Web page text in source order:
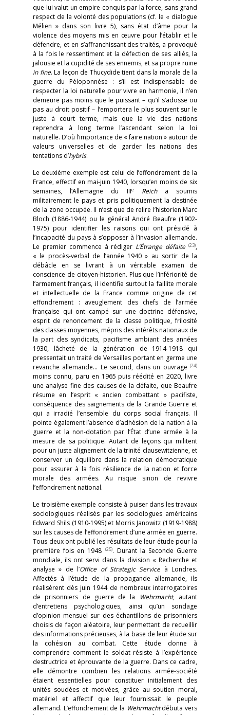
que lui valut un empire conquis par la force, sans grand
respect de la volonté des populations (cf. le « dialogue
Mélien » dans son livre 5), sans état d’âme pour la
violence des moyens mis en œuvre pour l’établir et le
défendre, et en s’affranchissant des traités, a provoqué
à la fois le ressentiment et la défection de ses alliés, la
jalousie et la cupidité de ses ennemis, et sa propre ruine
in fine. La leçon de Thucydide tient dans la morale de la
guerre du Péloponnèse : s’il est indispensable de
respecter la loi naturelle pour vivre en harmonie, il n’en
demeure pas moins que le puissant – qu’il s’adosse ou
pas au droit positif – l’emportera le plus souvent sur le
juste à court terme, mais que la vie des nations
reprendra à long terme l’ascendant selon la loi
naturelle. D’où l’importance de « faire nation » autour de
valeurs universelles et de garder les nations des
tentations d’hybris.
Le deuxième exemple est celui de l’effondrement de la
France, effectif en mai-juin 1940, lorsqu’en moins de six
semaines, l’Allemagne du IIIe Reicha soumis
militairement le pays et pris politiquement la destinée
de la zone occupée. Il n’est que de relire l’historien Marc
Bloch (1886-1944) ou le général André Beaufre (1902-
1975) pour identifier les raisons qui ont présidé à
l’incapacité du pays à s’opposer à l’invasion allemande.
Le premier commence à rédiger L’Étrange défaite (23),
« le procès-verbal de l’année 1940 » au sortir de la
débâcle en se livrant à un véritable examen de
conscience de citoyen-historien. Plus que l’infériorité de
l’armement français, il identifie surtout la faillite morale
et intellectuelle de la France comme origine de cet
effondrement : aveuglement des chefs de l’armée
française qui ont campé sur une doctrine défensive,
esprit de renoncement de la classe politique, frilosité
des classes moyennes, mépris des intérêts nationaux de
la part des syndicats, pacifisme ambiant des années
1930, lâcheté de la génération de 1914-1918 qui
pressentait un traité de Versailles portant en germe une
revanche allemande… Le second, dans un ouvrage (24)
moins connu, paru en 1965 puis réédité en 2020, livre
une analyse fine des causes de la défaite, que Beaufre
résume en l’esprit « ancien combattant » pacifiste,
conséquence des saignements de la Grande Guerre et
qui a irradié l’ensemble du corps social français. Il
pointe également l’absence d’adhésion de la nation à la
guerre et la non-dotation par l’État d’une armée à la
mesure de sa politique. Autant de leçons qui militent
pour un juste alignement de la trinité clausewitzienne, et
conserver un équilibre dans la relation démocratique
pour assurer à la fois résilience de la nation et force
morale des armées. Au risque sinon de revivre
l’effondrement national.
Le troisième exemple consiste à puiser dans les travaux
sociologiques réalisés par les sociologues américains
Edward Shils (1910-1995) et Morris Janowitz (1919-1988)
sur les causes de l’effondrement d’une armée en guerre.
Tous deux ont publié les résultats de leur étude pour la
première fois en 1948 (25). Durant la Seconde Guerre
mondiale, ils ont servi dans la division « Recherche et
analyse » de l’Office of Strategic Serviceà Londres.
Affectés à l’étude de la propagande allemande, ils
réalisèrent dès juin 1944 de nombreux interrogatoires
de prisonniers de guerre de la
Wehrmacht, autant
d’entretiens psychologiques, ainsi qu’un sondage
d’opinion mensuel sur des échantillons de prisonniers
choisis de façon aléatoire, leur permettant de recueillir
des informations précieuses, à la base de leur étude sur
la cohésion au combat. Cette étude donne à
comprendre comment le soldat résiste à l’expérience
destructrice et éprouvante de la guerre. Dans ce cadre,
elle démontre combien les relations armée-société
étaient essentielles pour constituer initialement des
unités soudées et motivées, grâce au soutien moral,
matériel et affectif que leur fournissait le peuple
allemand. L’effondrement de la Wehrmachtdébuta vers